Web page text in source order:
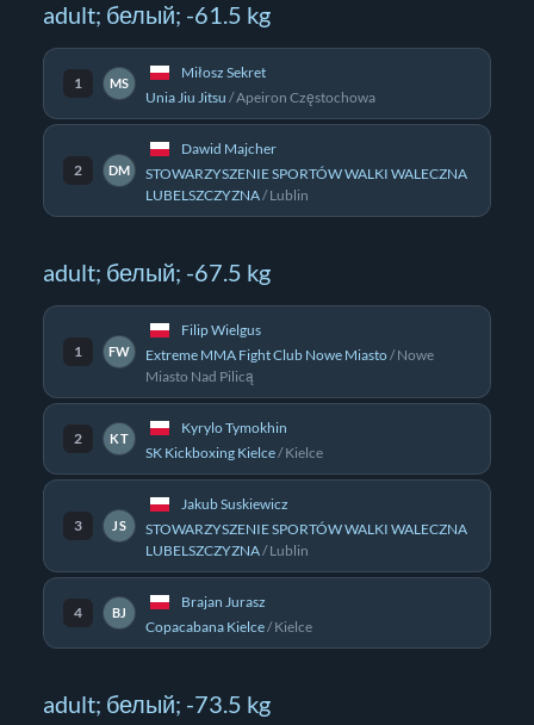
adult; белый; -61.5 kg
1 MS
Miłosz Sekret
Unia Jiu Jitsu /Apeiron Częstochowa
2 DM
Dawid Majcher
STOWARZYSZENIE SPORTÓW WALKI WALECZNA
LUBELSZCZYZNA/Lublin
adult; белый; -67.5 kg
1 FW
Filip Wielgus
Extreme MMA Fight Club Nowe Miasto/Nowe
Miasto Nad Pilicą
2 KT
Kyrylo Tymokhin
SK Kickboxing Kielce/Kielce
3 JS
Jakub Suskiewicz
STOWARZYSZENIE SPORTÓW WALKI WALECZNA
LUBELSZCZYZNA/Lublin
4 BJ
Brajan Jurasz
Copacabana Kielce/Kielce
adult; белый; -73.5 kg